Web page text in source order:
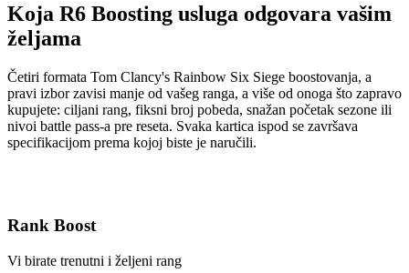
Koja R6 Boosting usluga odgovara vašim
željama
Četiri formata Tom Clancy's Rainbow Six Siege boostovanja, a
pravi izbor zavisi manje od vašeg ranga, a više od onoga što zapravo
kupujete: ciljani rang, fiksni broj pobeda, snažan početak sezone ili
nivoi battle pass-a pre reseta. Svaka kartica ispod se završava
specifikacijom prema kojoj biste je naručili.
Rank Boost
Vi birate trenutni i željeni rang